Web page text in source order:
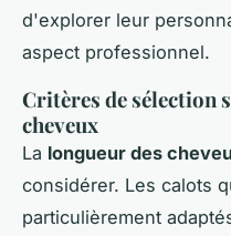
d'explorer leur
aspect professionnel.
Critères de sélection
cheveux
La longueur des
considérer. Les calots
particulièrement